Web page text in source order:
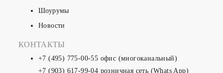
Шоурумы
Новости
КОНТАКТЫ
+7 (495) 775-00-55 офис (многоканальный)
+7 (903) 617-99-04 розничная сеть (Whats App)